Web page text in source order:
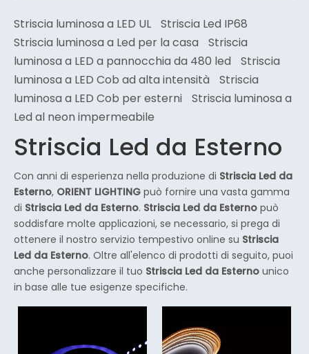
Striscia luminosa a LED UL
Striscia Led IP68
Striscia luminosa a Led per la casa
Striscia
luminosa a LED a pannocchia da 480 led
Striscia
luminosa a LED Cob ad alta intensità
Striscia
luminosa a LED Cob per esterni
Striscia luminosa a
Led al neon impermeabile
Striscia Led da Esterno
Con anni di esperienza nella produzione di Striscia Led da
Esterno, ORIENT LIGHTING può fornire una vasta gamma
di Striscia Led da Esterno. Striscia Led da Esterno può
soddisfare molte applicazioni, se necessario, si prega di
ottenere il nostro servizio tempestivo online su Striscia
Led da Esterno. Oltre all'elenco di prodotti di seguito, puoi
anche personalizzare il tuo Striscia Led da Esterno unico
in base alle tue esigenze specifiche.